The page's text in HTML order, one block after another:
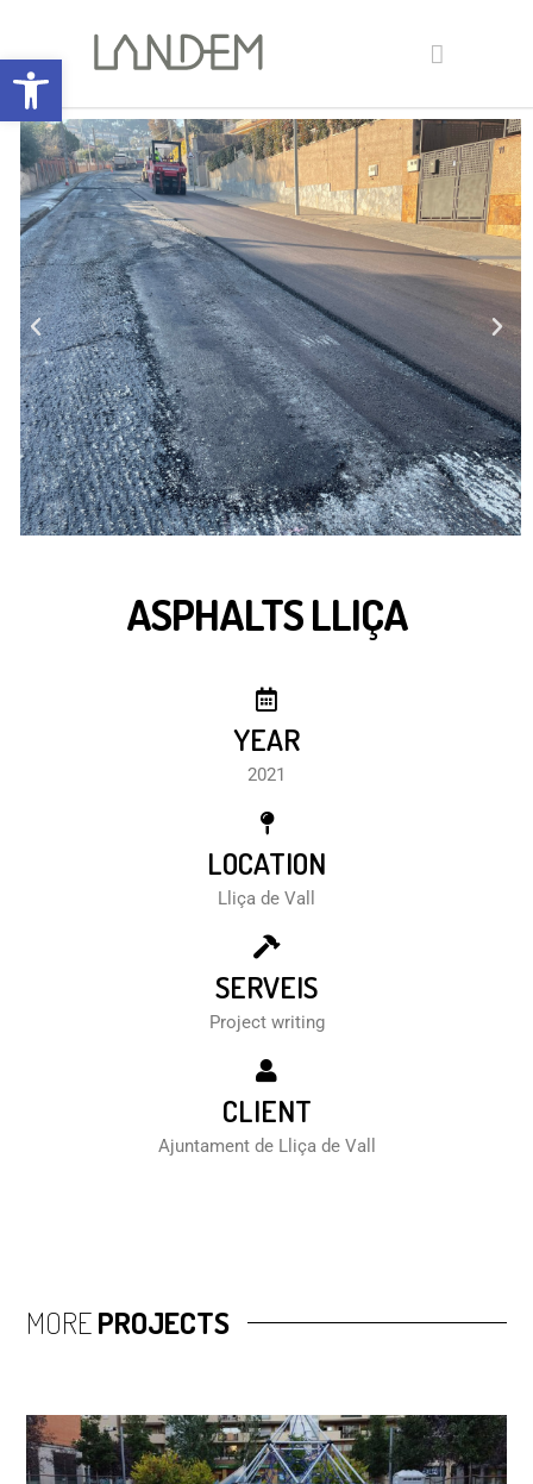
Open toolbar
ASPHALTS LLIÇA
YEAR
2021
LOCATION
Lliça de Vall
SERVEIS
Project writing
CLIENT
Ajuntament de Lliça de Vall
MOREPROJECTS